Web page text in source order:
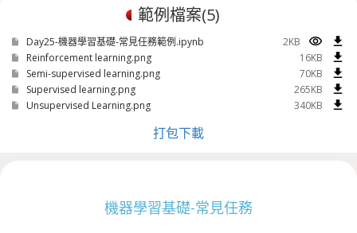
範例檔案(5)
Day25-機器學習基礎-常見任務範例.ipynb 2KB visibility download
Reinforcement learning.png 16KB download
Semi-supervised learning.png 70KB download
Supervised learning.png 265KB download
Unsupervised Learning.png 340KB download
打包下載
機器學習基礎-常見任務